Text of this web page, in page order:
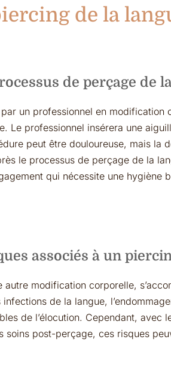
de la
de perçage de
un professionnel en modification
Le professionnel insérera une
peut être douloureuse, mais la
le processus de perçage de la
qui nécessite une
associés à un
modification corporelle,
de la langue,
de l’élocution. Cependant, avec
soins post-perçage, ces risques